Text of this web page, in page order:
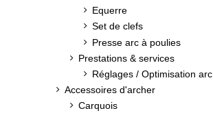
Equerre
Set de clefs
Presse arc à poulies
Prestations & services
Réglages / Optimisation arc
Accessoires d'archer
Carquois